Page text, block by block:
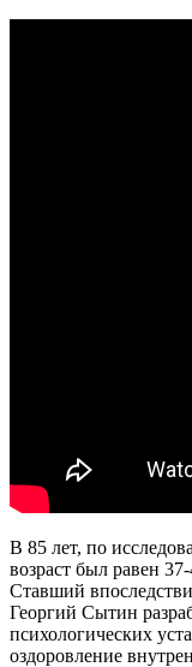
В 85 лет, по
возраст был равен
Ставший
Георгий Сытин
психологических
оздоровление